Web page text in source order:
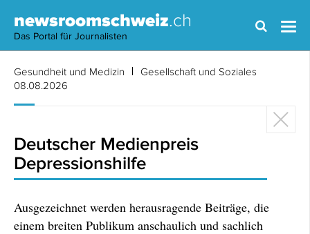
newsroomschweiz.ch
Das Portal für Journalisten
Gesundheit und Medizin
Gesellschaft und Soziales
08.08.2026
Deutscher Medienpreis
Depressionshilfe
Ausgezeichnet werden herausragende Beiträge, die
einem breiten Publikum anschaulich und sachlich